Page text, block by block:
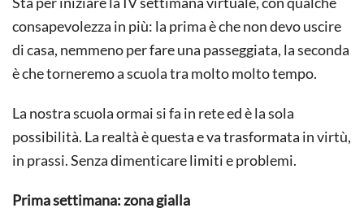
consapevolezza in più: la prima è che non devo uscire
di casa, nemmeno per fare una passeggiata, la seconda
è che torneremo a scuola tra molto molto tempo.
La nostra scuola ormai si fa in rete ed è la sola
possibilità. La realtà è questa e va trasformata in virtù,
in prassi. Senza dimenticare limiti e problemi.
Prima settimana: zona gialla